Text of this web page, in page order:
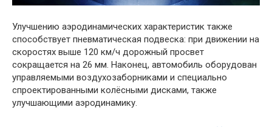
Улучшению аэродинамических характеристик также
способствует пневматическая подвеска: при движении на
скоростях выше 120 км/ч дорожный просвет
сокращается на 26 мм. Наконец, автомобиль оборудован
управляемыми воздухозаборниками и специально
спроектированными колёсными дисками, также
улучшающими аэродинамику.